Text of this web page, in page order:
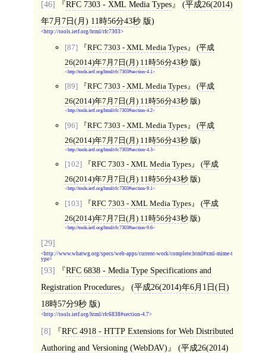
[46] RFC 7303 - XML Media Types (平成26(2014)
年7月7日(月) 11時56分43秒版)
http://tools.ietf.org/html/rfc7303
[87] RFC 7303 - XML Media Types (平成
26(2014)年7月7日(月) 11時56分43秒版)
http://tools.ietf.org/html/rfc7303#section-4.1
[89] RFC 7303 - XML Media Types (平成
26(2014)年7月7日(月) 11時56分43秒版)
http://tools.ietf.org/html/rfc7303#section-4.2
[96] RFC 7303 - XML Media Types (平成
26(2014)年7月7日(月) 11時56分43秒版)
http://tools.ietf.org/html/rfc7303#section-4.3
[102] RFC 7303 - XML Media Types (平成
26(2014)年7月7日(月) 11時56分43秒版)
http://tools.ietf.org/html/rfc7303#section-9.1
[103] RFC 7303 - XML Media Types (平成
26(2014)年7月7日(月) 11時56分43秒版)
http://tools.ietf.org/html/rfc7303#section-9.6
[29]
http://www.whatwg.org/specs/web-apps/current-work/complete.html#xml-mime-t
ype
[93]
RFC 6838 - Media Type Specifications and
Registration Procedures
(平成26(2014)年6月1日(日)
18時57分9秒版)
http://tools.ietf.org/html/rfc6838#section-4.7
[8]
RFC 4918 - HTTP Extensions for Web Distributed
Authoring and Versioning (WebDAV)
(平成26(2014)